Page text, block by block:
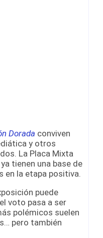
Dorada conviven
y otros
La Placa Mixta
tienen una base de
en la etapa positiva.
puede
voto pasa a ser
polémicos suelen
pero también